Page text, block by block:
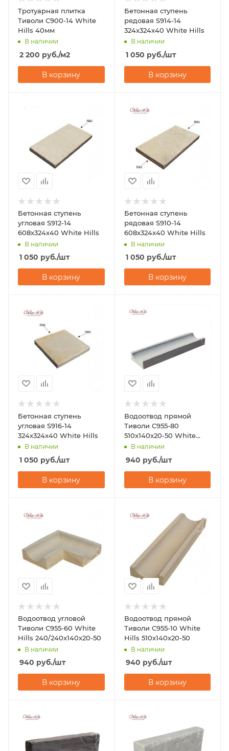
Тротуарная плитка
Тиволи С900-14 White
Hills 40мм
В наличии
2 200 руб./м2
В корзину
Бетонная ступень
рядовая S914-14
324x324x40 White Hills
В наличии
1 050 руб./шт
В корзину
Бетонная ступень
угловая S912-14
608x324x40 White Hills
В наличии
1 050 руб./шт
В корзину
Бетонная ступень
рядовая S910-14
608x324x40 White Hills
В наличии
1 050 руб./шт
В корзину
Бетонная ступень
угловая S916-14
324x324x40 White Hills
В наличии
1 050 руб./шт
В корзину
Водоотвод прямой
Тиволи С955-80
510x140x20-50 White
HillsВ наличии
940 руб./шт
В корзину
Водоотвод угловой
Тиволи С955-60 White
Hills 240/240x140x20-50
В наличии
940 руб./шт
В корзину
Водоотвод прямой
Тиволи С955-10 White
Hills 510x140x20-50
В наличии
940 руб./шт
В корзину